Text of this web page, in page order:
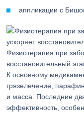
аппликации с
Физиотерапия при
восстановительный
К основному
грязелечение,
и масса. Последние
эффективность,